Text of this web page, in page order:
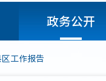
政务公开
工作报告